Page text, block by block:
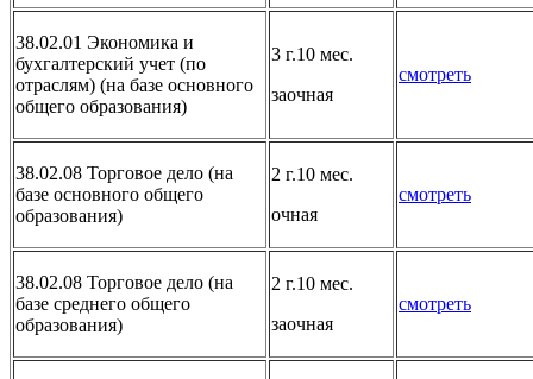
38.02.01 Экономика и
бухгалтерский учет (по
отраслям) (на базе основного
общего образования)
3 г.10 мес.
заочная
смотреть
38.02.08 Торговое дело (на
базе основного общего
образования)
2 г.10 мес.
очная
смотреть
38.02.08 Торговое дело (на
базе среднего общего
образования)
2 г.10 мес.
заочная
смотреть